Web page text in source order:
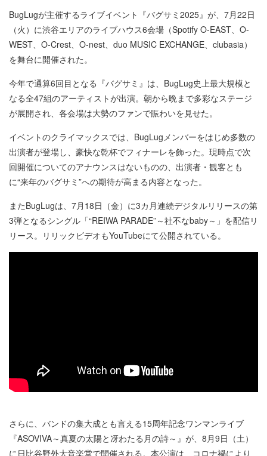
BugLugが主催するライブイベント『バグサミ2025』が、7月22日
（火）に渋谷エリアのライブハウス6会場（Spotify O-EAST、O-
WEST、O-Crest、O-nest、duo MUSIC EXCHANGE、clubasia）
を舞台に開催された。
今年で通算6回目となる『バグサミ』は、BugLug史上最大規模と
なる全47組のアーティストが出演。朝から晩まで多彩なステージ
が展開され、各会場は大勢のファンで賑わいを見せた。
イベントのクライマックスでは、BugLugメンバーをはじめ多数の
出演者が登場し、豪快な乾杯でフィナーレを飾った。現時点で次
回開催についてのアナウンスはないものの、出演者・観客とも
に“来年のバグサミ”への期待が高まる内容となった。
またBugLugは、7月18日（金）に3カ月連続デジタルリリースの第
3弾となるシングル「“REIWA PARADE”～社不なbaby～」を配信リ
リース。リリックビデオもYouTubeにて公開されている。
さらに、バンドの集大成とも言える15周年記念ワンマンライブ
『ASOVIVA～真夏の太陽と冴わたる月の詩～』が、8月9日（土）
に日比谷野外大音楽堂で開催される。本公演は、コロナ禍により